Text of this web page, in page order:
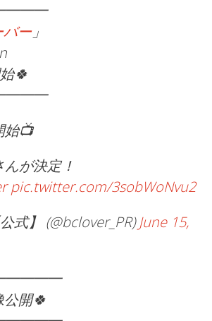
ー」
🍀
始📺
が決定！
pic.twitter.com/3sobWoNvu2
式】 (@bclover_PR)June 15,
開🍀